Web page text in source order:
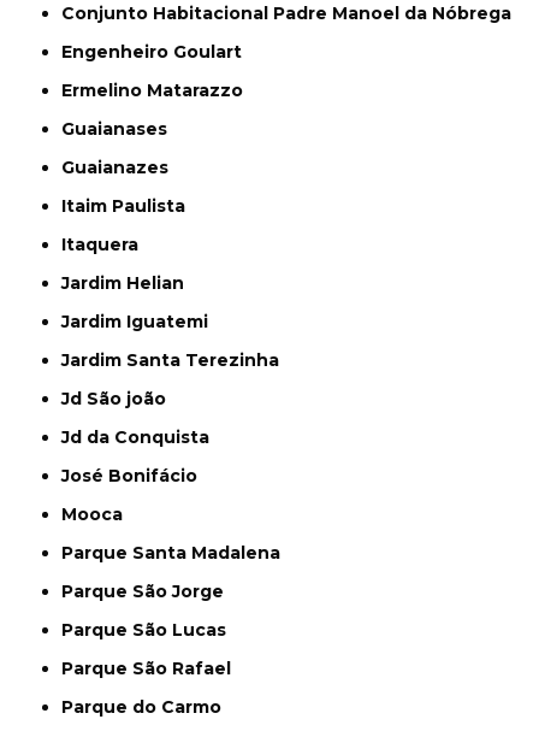
Conjunto Habitacional Padre Manoel da Nóbrega
Engenheiro Goulart
Ermelino Matarazzo
Guaianases
Guaianazes
Itaim Paulista
Itaquera
Jardim Helian
Jardim Iguatemi
Jardim Santa Terezinha
Jd São joão
Jd da Conquista
José Bonifácio
Mooca
Parque Santa Madalena
Parque São Jorge
Parque São Lucas
Parque São Rafael
Parque do Carmo